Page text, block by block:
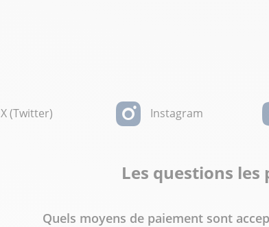
X (Twitter) Instagram
Les questions
Quels moyens de paiement sont